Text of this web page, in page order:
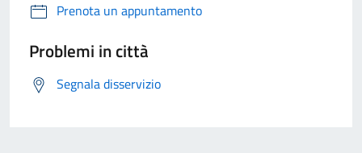
Prenota un appuntamento
Problemi in città
Segnala disservizio